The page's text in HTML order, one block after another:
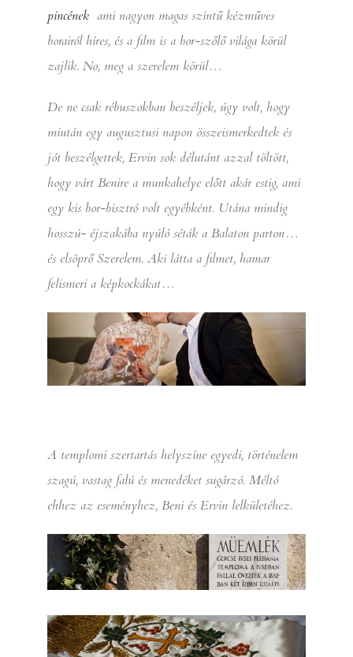
pincének ami nagyon magas szintű kézműves
borairól híres, és a film is a bor-szőlő világa körül
zajlik. No, meg a szerelem körül…
De ne csak rébuszokban beszéljek, úgy volt, hogy
miután egy augusztusi napon összeismerkedtek és
jót beszélgettek, Ervin sok délutánt azzal töltött,
hogy várt Benire a munkahelye előtt akár estig, ami
egy kis bor-bisztró volt egyébként. Utána mindig
hosszú- éjszakába nyúló séták a Balaton parton…
és elsöprő Szerelem. Aki látta a filmet, hamar
felismeri a képkockákat…
A templomi szertartás helyszíne egyedi, történelem
szagú, vastag falú és menedéket sugárzó. Méltó
ehhez az eseményhez, Beni és Ervin lelkületéhez.